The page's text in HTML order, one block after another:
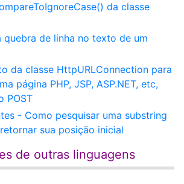
da classe
quebra de linha no texto de um
da classe HttpURLConnection para
página PHP, JSP, ASP.NET, etc,
POST
- Como pesquisar uma substring
sua posição inicial
de outras linguagens